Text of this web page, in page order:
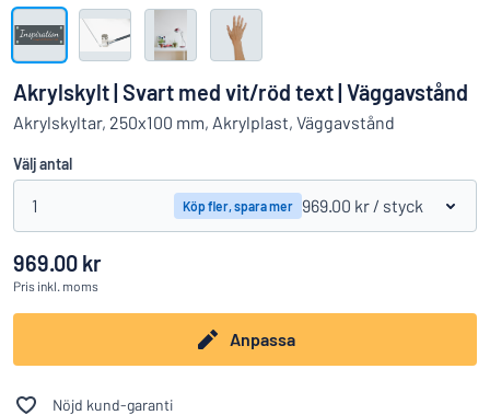
Hittar du inte det du söker? Börja designa din skylt
Visa alla kategorier
Logga
in
Kundservice
Privatperson Företag
Akrylskylt | Svart med vit/röd text | Väggavstånd
Akrylskyltar, 250x100 mm, Akrylplast, Väggavstånd
Välj antal
1 Köp fler, spara mer 969.00 kr / styck
969.00 kr
Pris inkl. moms
Anpassa
Nöjd kund-garanti